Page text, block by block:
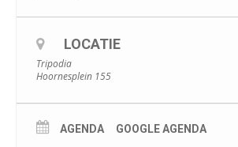
LOCATIE
Tripodia
Hoornesplein 155
AGENDA GOOGLE AGENDA